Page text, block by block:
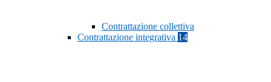
Contrattazione collettiva
Contrattazione integrativa 14